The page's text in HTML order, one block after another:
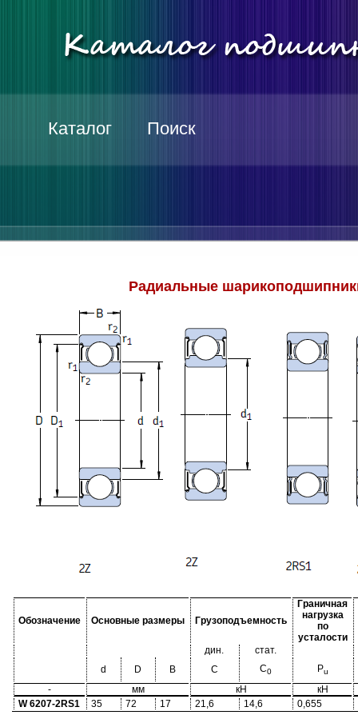
Каталог Поиск
Радиальные
Обозначение Основные размеры Грузоподъемность
Граничная
нагрузка
по
усталости
дин.
стат.
d
D B C C0 Pu
- мм кН
кН
W 6207-2RS1
35 72 17 21,6 14,6 0,655